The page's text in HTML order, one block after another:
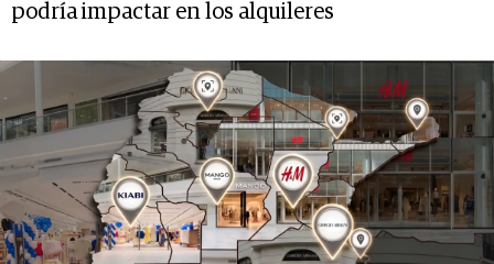
podría impactar en los alquileres